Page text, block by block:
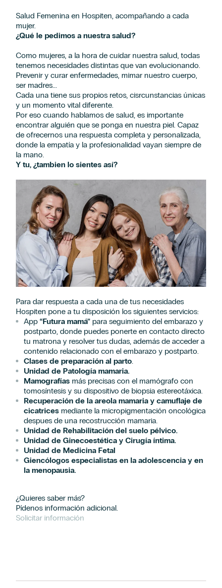
Salud Femenina en Hospiten, acompañando a cada
mujer.
¿Qué le pedimos a nuestra salud?
Como mujeres, a la hora de cuidar nuestra salud, todas
tenemos necesidades distintas que van evolucionando.
Prevenir y curar enfermedades, mimar nuestro cuerpo,
ser madres...
Cada una tiene sus propios retos, cisrcunstancias únicas
y un momento vital diferente.
Por eso cuando hablamos de salud, es importante
encontrar alguién que se ponga en nuestra piel. Capaz
de ofrecernos una respuesta completa y personalizada,
donde la empatía y la profesionalidad vayan siempre de
la mano.
Y tu, ¿tambien lo sientes así?
Para dar respuesta a cada una de tus necesidades
Hospiten pone a tu disposición los siguientes servicios:
App “Futura mamá” para seguimiento del embarazo y
postparto, donde puedes ponerte en contacto directo
tu matrona y resolver tus dudas, además de acceder a
contenido relacionado con el embarazo y postparto.
Clases de preparación al parto.
Unidad de Patología mamaria.
Mamografías más precisas con el mamógrafo con
tomosíntesis y su dispositivo de biopsia estereotáxica.
Recuperación de la areola mamaria y camuflaje de
cicatrices mediante la micropigmentación oncológica
despues de una recostrucción mamaria.
Unidad de Rehabilitación del suelo pélvico.
Unidad de Ginecoestética y Cirugía íntima.
Unidad de Medicina Fetal
Giencólogos especialistas en la adolescencia y en
la menopausia.
¿Quieres saber más?
Pídenos información adicional.
Solicitar información